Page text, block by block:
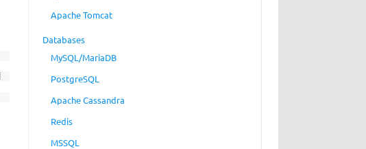
Apache Tomcat
Databases
MySQL/MariaDB
PostgreSQL
Apache Cassandra
Redis
MSSQL